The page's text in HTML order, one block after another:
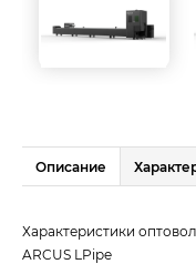
Описание
Характеристики
ARCUS LPipe